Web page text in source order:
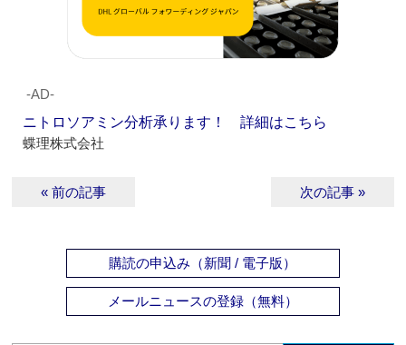
‐AD‐
ニトロソアミン分析承ります！ 詳細はこちら
蝶理株式会社
« 前の記事 次の記事 »
購読の申込み（新聞 / 電子版）
メールニュースの登録（無料）